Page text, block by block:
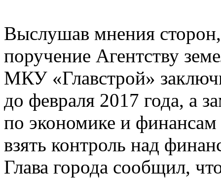
Выслушав мнения
поручение Агентству
МКУ «Главстрой»
до февраля 2017 года, а
по экономике и
взять контроль над
Глава города сообщил,